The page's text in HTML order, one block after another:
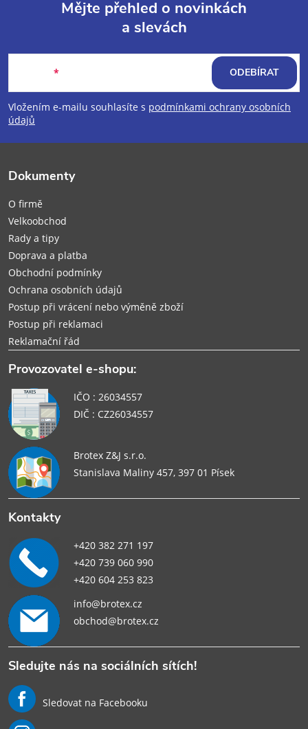
p
a
Mějte přehled o novinkách
a slevách
Vložením e-mailu souhlasíte s podmínkami ochrany osobních
údajů
ODEBÍRAT
Dokumenty
O firmě
Velkoobchod
Rady a tipy
Doprava a platba
Obchodní podmínky
Ochrana osobních údajů
Postup při vrácení nebo výměně zboží
Postup při reklamaci
Reklamační řád
Provozovatel e-shopu:
IČO : 26034557
DIČ : CZ26034557
Brotex Z&J s.r.o.
Stanislava Maliny 457, 397 01 Písek
Kontakty
+420 382 271 197
+420 739 060 990
+420 604 253 823
info@brotex.cz
obchod@brotex.cz
Sledujte nás na sociálních sítích!
Sledovat na Facebooku